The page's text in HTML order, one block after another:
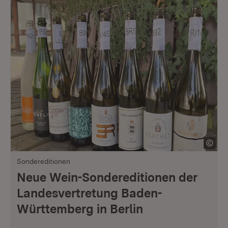
Sondereditionen
Neue Wein-Sondereditionen der
Landesvertretung Baden-
Württemberg in Berlin